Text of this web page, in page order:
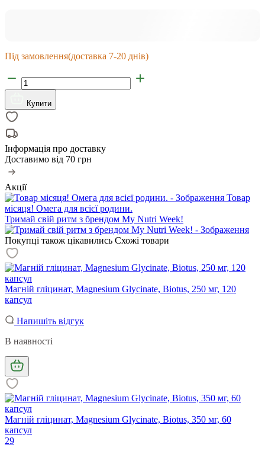
Під замовлення(доставка 7-20 днів)
Купити
Інформація про доставку
Доставимо від 70 грн
Акції
Товар
місяця! Омега для всієї родини.
Тримай свій ритм з брендом My Nutri Week!
Покупці також цікавились Схожі товари
Магній гліцинат, Magnesium Glycinate, Biotus, 250 мг, 120
капсул
Напишіть відгук
В наявності
Магній гліцинат, Magnesium Glycinate, Biotus, 350 мг, 60
капсул
29